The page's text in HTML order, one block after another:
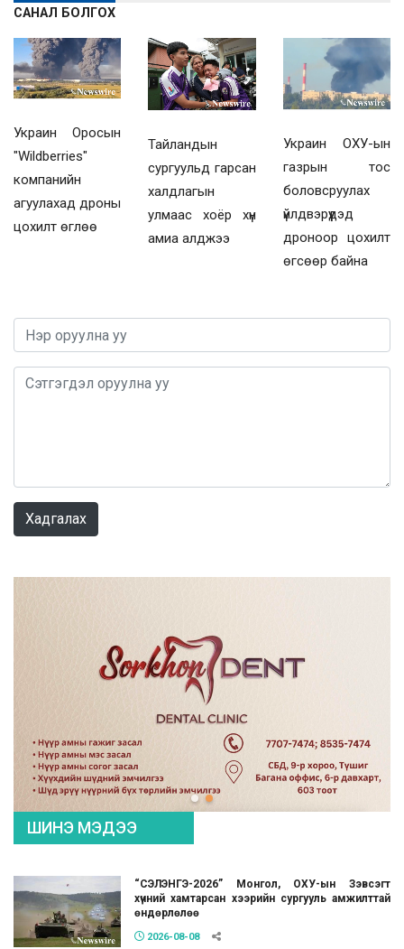
САНАЛ БОЛГОХ
Украин Оросын
"Wildberries"
компанийн
агуулахад дроны
цохилт өглөө
Тайландын
сургуульд гарсан
халдлагын
улмаас хоёр хүн
амиа алджээ
Украин ОХУ-ын
газрын тос
боловсруулах
үйлдвэрүүдэд
дроноор цохилт
өгсөөр байна
Хадгалах
ШИНЭ МЭДЭЭ
“СЭЛЭНГЭ-2026” Монгол, ОХУ-ын Зэвсэгт
хүчний хамтарсан хээрийн сургууль амжилттай
өндөрлөлөө
2026-08-08